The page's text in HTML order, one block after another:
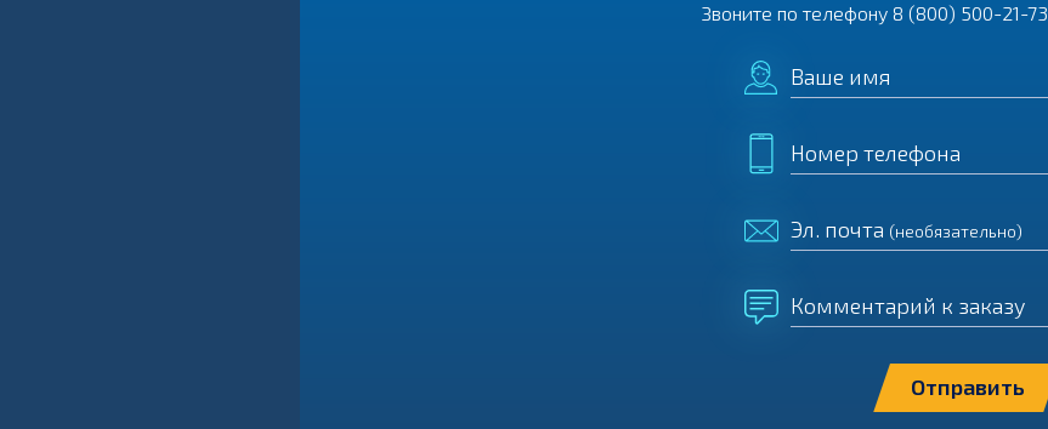
Звоните по телефону 8 (800) 500-21-73
Ваше имя
Номер телефона
Эл. почта (необязательно)
Комментарий к заказу